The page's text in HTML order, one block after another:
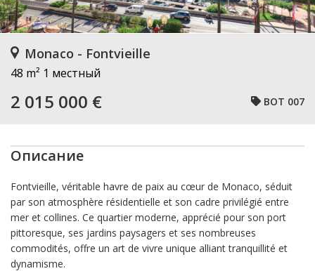
Monaco - Fontvieille
48 m² 1 местный
2 015 000 € BOT 007
Описание
Fontvieille, véritable havre de paix au cœur de Monaco, séduit
par son atmosphère résidentielle et son cadre privilégié entre
mer et collines. Ce quartier moderne, apprécié pour son port
pittoresque, ses jardins paysagers et ses nombreuses
commodités, offre un art de vivre unique alliant tranquillité et
dynamisme.